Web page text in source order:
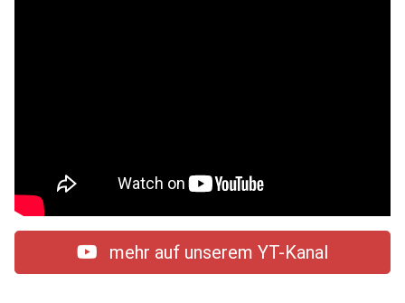
mehr auf unserem YT-Kanal